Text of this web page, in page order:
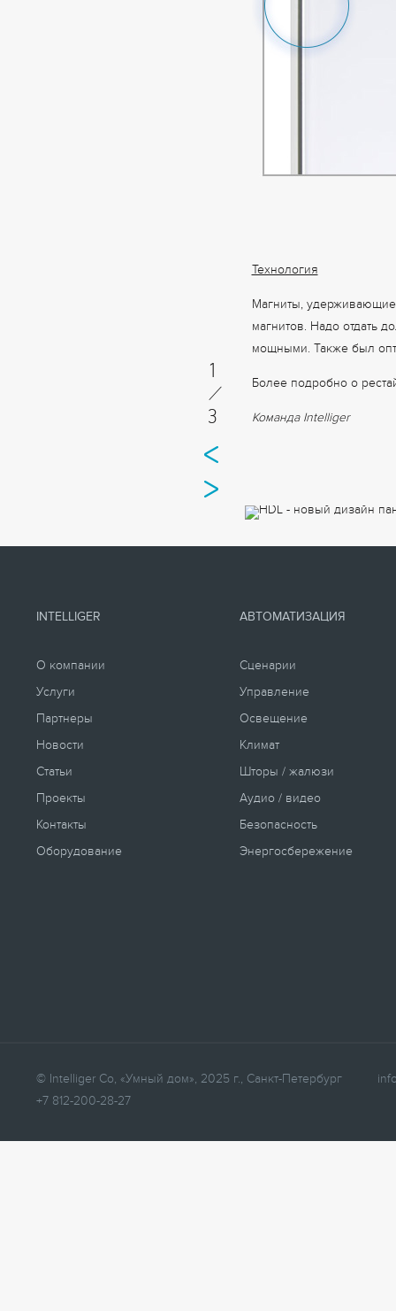
Технология
Магниты, удерживающие
магнитов. Надо отдать
мощными. Также был
Более подробно о
Команда Intelliger
1
/
3
INTELLIGER
О компании
Услуги
Партнеры
Новости
Статьи
Проекты
Контакты
Оборудование
АВТОМАТИЗАЦИЯ
Сценарии
Управление
Освещение
Климат
Шторы / жалюзи
Аудио / видео
Безопасность
Энергосбережение
© Intelliger Co, «Умный дом», 2025 г., Санкт-Петербург
+7 812-200-28-27